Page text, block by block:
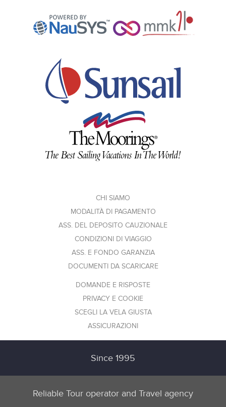
CHI SIAMO
MODALITÀ DI PAGAMENTO
ASS. DEL DEPOSITO CAUZIONALE
CONDIZIONI DI VIAGGIO
ASS. E FONDO GARANZIA
DOCUMENTI DA SCARICARE
DOMANDE E RISPOSTE
PRIVACY E COOKIE
SCEGLI LA VELA GIUSTA
ASSICURAZIONI
Since 1995
Reliable Tour operator and Travel agency